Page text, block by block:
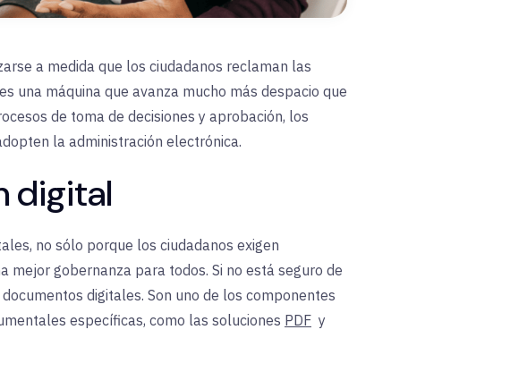
a medida que los ciudadanos reclaman las
una máquina que avanza mucho más despacio que
de toma de decisiones y aprobación, los
la administración electrónica.
digital
no sólo porque los ciudadanos exigen
gobernanza para todos. Si no está seguro de
digitales. Son uno de los componentes
específicas, como las soluciones PDF y